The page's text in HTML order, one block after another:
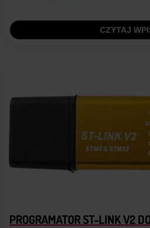
CZYTAJ
PROGRAMATOR ST-LINK V2